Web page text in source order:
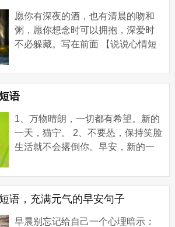
愿你有深夜的酒，也有清晨的吻和
粥，愿你想念时可以拥抱，深爱时
不必躲藏。写在前面 【说说心情短
往往是找不到的。天下万物的来和
去，都有他...
语
1、万物晴朗，一切都有希望。新的
一天，猫宁。 2、不要怂，保持笑脸
生活就不会撂倒你。早安，新的一
别人的望尘莫及。早安，世界。 4、
新的一天...
语，充满元气的早安句子
早晨别忘记给自己一个心理暗示：